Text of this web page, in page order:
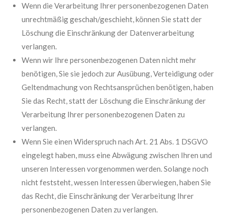
Wenn die Verarbeitung Ihrer personenbezogenen Daten
unrechtmäßig geschah/geschieht, können Sie statt der
Löschung die Einschränkung der Datenverarbeitung
verlangen.
Wenn wir Ihre personenbezogenen Daten nicht mehr
benötigen, Sie sie jedoch zur Ausübung, Verteidigung oder
Geltendmachung von Rechtsansprüchen benötigen, haben
Sie das Recht, statt der Löschung die Einschränkung der
Verarbeitung Ihrer personenbezogenen Daten zu
verlangen.
Wenn Sie einen Widerspruch nach Art. 21 Abs. 1 DSGVO
eingelegt haben, muss eine Abwägung zwischen Ihren und
unseren Interessen vorgenommen werden. Solange noch
nicht feststeht, wessen Interessen überwiegen, haben Sie
das Recht, die Einschränkung der Verarbeitung Ihrer
personenbezogenen Daten zu verlangen.